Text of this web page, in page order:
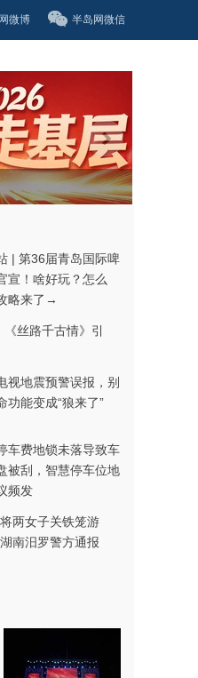
微博 半岛网微信
焦2026年中...
| 第36届青岛国际啤
宣！啥好玩？怎么
略来了→
丝路千古情》引
视地震预警误报，别
功能变成“狼来了”
车费地锁未落导致车
被刮，智慧停车位地
频发
两女子关铁笼游
南汨罗警方通报